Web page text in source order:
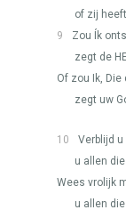
of zij
9
Zou Ík
zegt de
Of zou Ik,
zegt uw
10
Verblijd
u allen
Wees vrolijk
u allen